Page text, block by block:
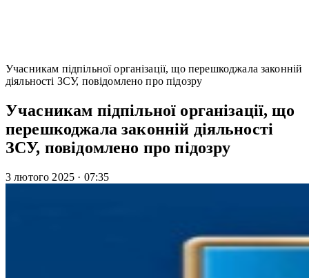
Учасникам підпільної організації, що перешкоджала законній
діяльності ЗСУ, повідомлено про підозру
Учасникам підпільної організації, що
перешкоджала законній діяльності
ЗСУ, повідомлено про підозру
3 лютого 2025 · 07:35